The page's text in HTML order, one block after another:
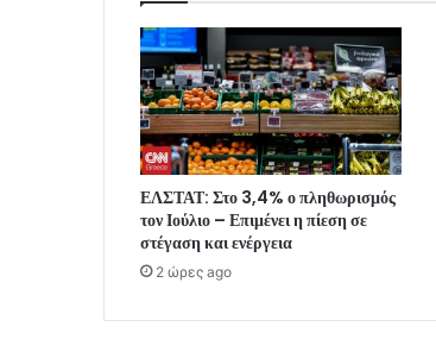
ΕΛΣΤΑΤ: Στο 3,4% ο πληθωρισμός
τον Ιούλιο – Επιμένει η πίεση σε
στέγαση και ενέργεια
2 ώρες ago